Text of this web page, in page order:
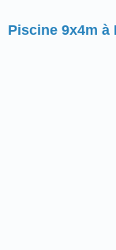
Piscine 9x4m à